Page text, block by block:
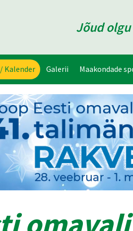
Jõud
Kalender Galerii Maakondade